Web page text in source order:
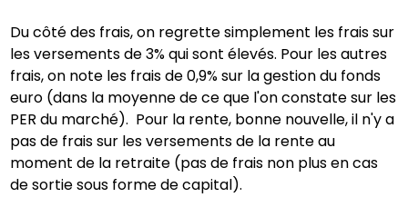
Du côté des frais, on regrette simplement les frais sur
les versements de 3% qui sont élevés. Pour les autres
frais, on note les frais de 0,9% sur la gestion du fonds
euro (dans la moyenne de ce que l'on constate sur les
PER du marché). Pour la rente, bonne nouvelle, il n'y a
pas de frais sur les versements de la rente au
moment de la retraite (pas de frais non plus en cas
de sortie sous forme de capital).